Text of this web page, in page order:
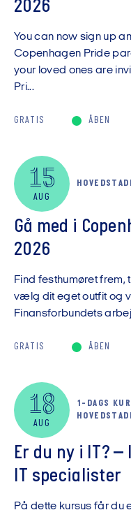
2026
You can now sign up
Copenhagen Pride
your loved ones are
Pri...
GRATIS ÅBEN
15
AUG
Gå med i
2026
Find festhumøret
vælg dit eget outfit og
Finansforbundets
GRATIS ÅBEN
18
AUG
1-DAGS
Er du ny i IT?
IT specialister
På dette kursus får